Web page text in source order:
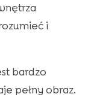
i
bardzo
pełny obraz.